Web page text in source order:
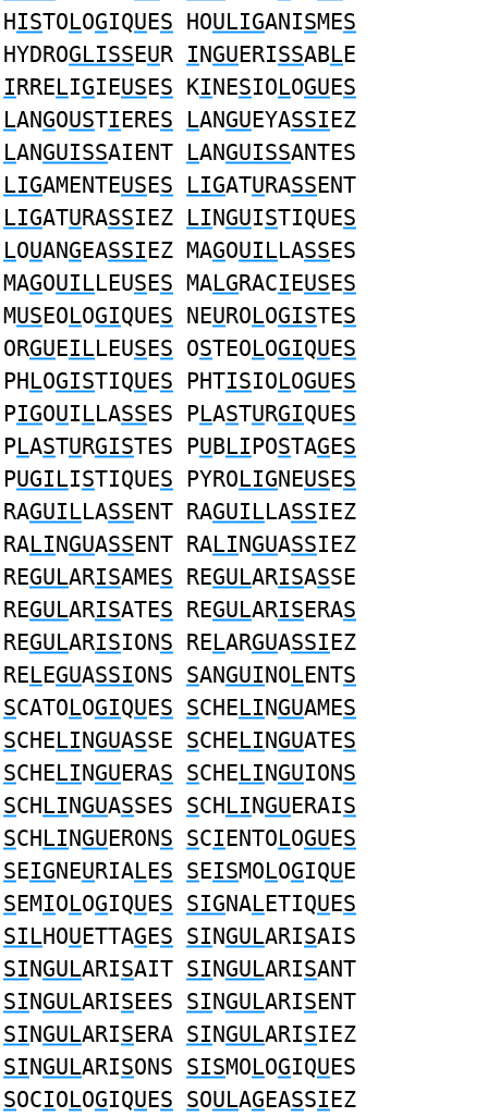
HISTOLOGIQUES HOULIGANISMES
HYDROGLISSEUR INGUERISSABLE
IRRELIGIEUSES KINESIOLOGUES
LANGOUSTIERES LANGUEYASSIEZ
LANGUISSAIENT LANGUISSANTES
LIGAMENTEUSES LIGATURASSENT
LIGATURASSIEZ LINGUISTIQUES
LOUANGEASSIEZ MAGOUILLASSES
MAGOUILLEUSES MALGRACIEUSES
MUSEOLOGIQUES NEUROLOGISTES
ORGUEILLEUSES OSTEOLOGIQUES
PHLOGISTIQUES PHTISIOLOGUES
PIGOUILLASSES PLASTURGIQUES
PLASTURGISTES PUBLIPOSTAGES
PUGILISTIQUES PYROLIGNEUSES
RAGUILLASSENT RAGUILLASSIEZ
RALINGUASSENT RALINGUASSIEZ
REGULARISAMES REGULARISASSE
REGULARISATES REGULARISERAS
REGULARISIONS RELARGUASSIEZ
RELEGUASSIONS SANGUINOLENTS
SCATOLOGIQUES SCHELINGUAMES
SCHELINGUASSE SCHELINGUATES
SCHELINGUERAS SCHELINGUIONS
SCHLINGUASSES SCHLINGUERAIS
SCHLINGUERONS SCIENTOLOGUES
SEIGNEURIALES SEISMOLOGIQUE
SEMIOLOGIQUES SIGNALETIQUES
SILHOUETTAGES SINGULARISAIS
SINGULARISAIT SINGULARISANT
SINGULARISEES SINGULARISENT
SINGULARISERA SINGULARISIEZ
SINGULARISONS SISMOLOGIQUES
SOCIOLOGIQUES SOULAGEASSIEZ